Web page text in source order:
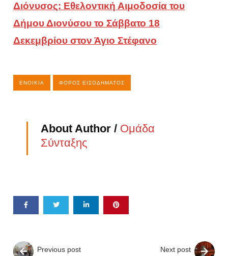
Διόνυσος: Εθελοντική Αιμοδοσία του
Δήμου Διονύσου το Σάββατο 18
Δεκεμβρίου στον Άγιο Στέφανο
ΕΝΟΊΚΙΑ ΦΌΡΟΣ ΕΙΣΟΔΉΜΑΤΟΣ
About Author / Ομάδα
Σύνταξης
Previous post Next post